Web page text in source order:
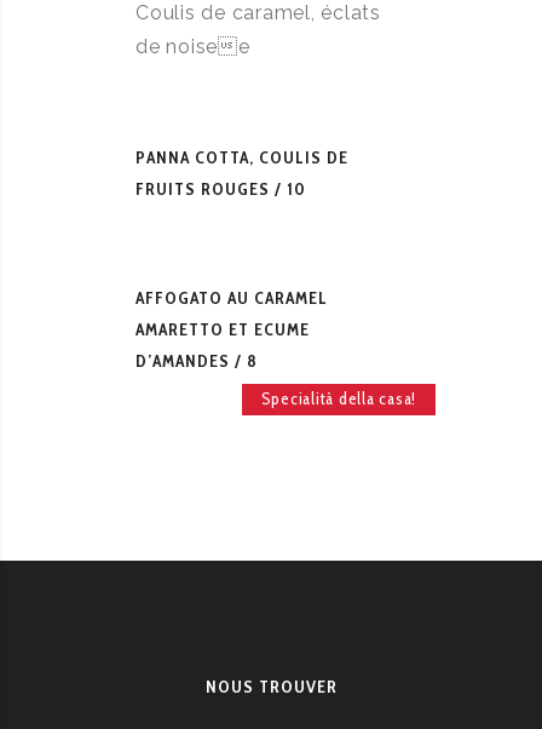
Coulis de caramel, éclats
de noisee
PANNA COTTA, COULIS DE
FRUITS ROUGES
10
AFFOGATO AU CARAMEL
AMARETTO ET ECUME
D’AMANDES
8
Specialità della casa!
NOUS TROUVER